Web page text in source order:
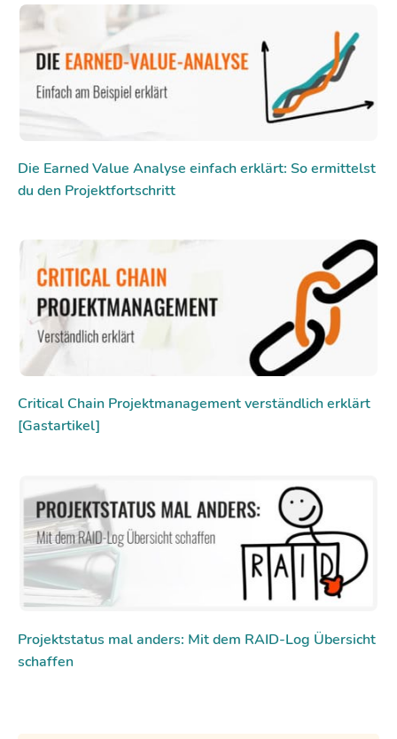
Die Earned Value Analyse einfach erklärt: So ermittelst
du den Projektfortschritt
Critical Chain Projektmanagement verständlich erklärt
[Gastartikel]
Projektstatus mal anders: Mit dem RAID-Log Übersicht
schaffen